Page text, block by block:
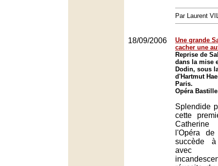
Par Laurent
18/09/2006
Une grande
cacher une
Reprise de
dans la mise
Dodin, sous
d'Hartmut
Paris.
Opéra
Splendide
cette
l'Opéra
succède
avec